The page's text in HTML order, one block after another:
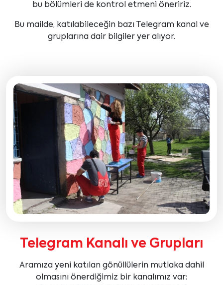
bu bölümleri de kontrol etmeni öneririz.
Bu mailde, katılabileceğin bazı Telegram kanal ve
gruplarına dair bilgiler yer alıyor.
Telegram Kanalı ve Grupları
Aramıza yeni katılan gönüllülerin mutlaka dahil
olmasını önerdiğimiz bir kanalımız var: